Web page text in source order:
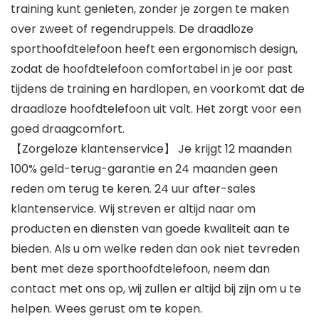
training kunt genieten, zonder je zorgen te maken
over zweet of regendruppels. De draadloze
sporthoofdtelefoon heeft een ergonomisch design,
zodat de hoofdtelefoon comfortabel in je oor past
tijdens de training en hardlopen, en voorkomt dat de
draadloze hoofdtelefoon uit valt. Het zorgt voor een
goed draagcomfort.
【Zorgeloze klantenservice】 Je krijgt 12 maanden
100% geld-terug-garantie en 24 maanden geen
reden om terug te keren. 24 uur after-sales
klantenservice. Wij streven er altijd naar om
producten en diensten van goede kwaliteit aan te
bieden. Als u om welke reden dan ook niet tevreden
bent met deze sporthoofdtelefoon, neem dan
contact met ons op, wij zullen er altijd bij zijn om u te
helpen. Wees gerust om te kopen.